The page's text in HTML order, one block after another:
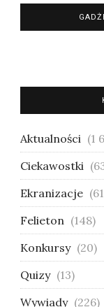
Aktualności (1
Ciekawostki
Ekranizacje
Felieton (148)
Konkursy (20)
Quizy (13)
Wywiady (226)